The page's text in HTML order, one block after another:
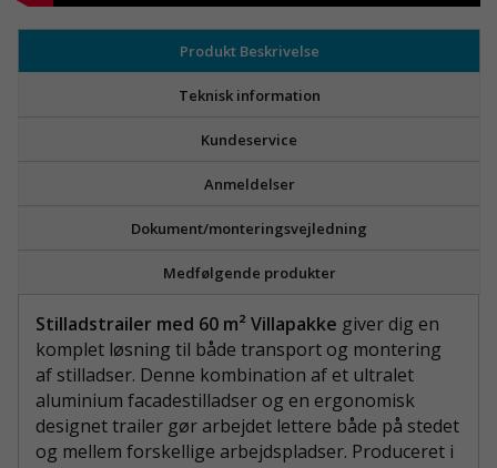
Produkt Beskrivelse
Teknisk information
Kundeservice
Anmeldelser
Dokument/monteringsvejledning
Medfølgende produkter
Stilladstrailer med 60 m² Villapakke giver dig en
komplet løsning til både transport og montering
af stilladser. Denne kombination af et ultralet
aluminium facadestilladser og en ergonomisk
designet trailer gør arbejdet lettere både på stedet
og mellem forskellige arbejdspladser. Produceret i